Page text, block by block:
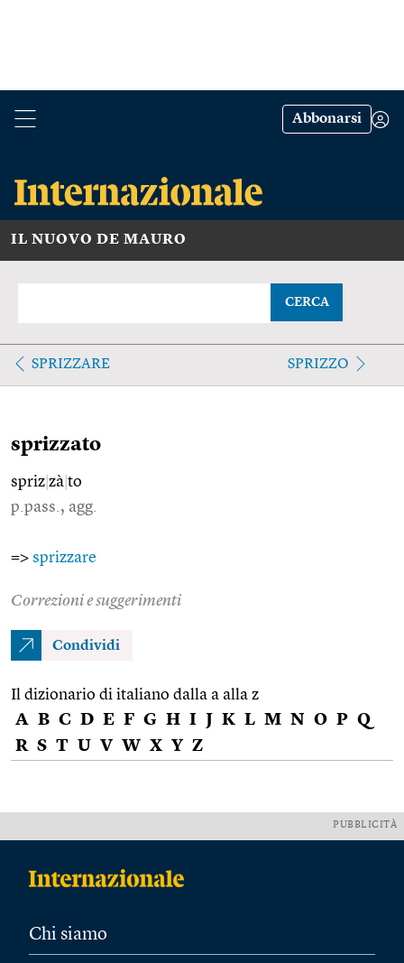
Abbonarsi
IL NUOVO DE MAURO
CERCA
SPRIZZARE SPRIZZO
sprizzato
spriz zà to
p.pass., agg.
=> sprizzare
Correzioni e suggerimenti
Condividi
Il dizionario di italiano dalla a alla z
A B C D E F G H I J K L M N O P Q
R S T U V W X Y Z
PUBBLICITÀ
Chi siamo